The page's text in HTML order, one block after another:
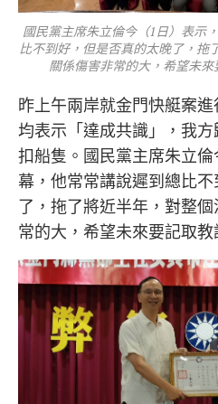
國民黨主席朱立倫今（1日）表示
比不到好，但是否真的太晚了，拖
關係傷害非常的大，希望未
昨上午兩岸就金門快艇案
均表示「達成共識」，我
扣船隻。國民黨主席朱立
幕，他常常講說遲到總比
了，拖了將近半年，對整
常的大，希望未來要記取教